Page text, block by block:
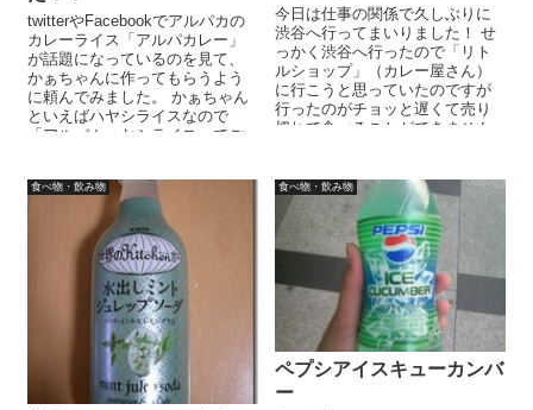
twitterやFacebookでアルパカの
カレーライス「アルパカレー」
が話題になっているのを見て、
かぁちゃんに作ってもらうよう
に頼んでみました。 かぁちゃん
といえばハヤシライスなので
「アルパカハヤシライス」でご
今日は仕事の関係で久しぶりに
渋谷へ行ってまいりました！ せ
っかく渋谷へ行ったので「リト
ルショップ」（カレー屋さん）
に行こうと思っていたのですが
行ったのがチョッと遅くて売り
切れで食べることができません
食べ物・飲み物 食べ物・飲み物
ペプシアイスキューカンバ
ー